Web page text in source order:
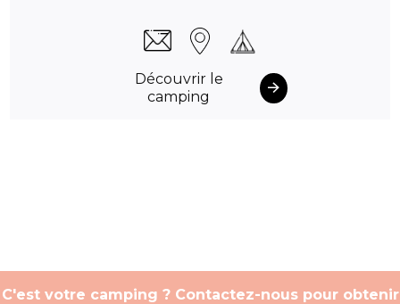
C'est votre camping ? Contactez-nous pour obtenir
Découvrir le
camping